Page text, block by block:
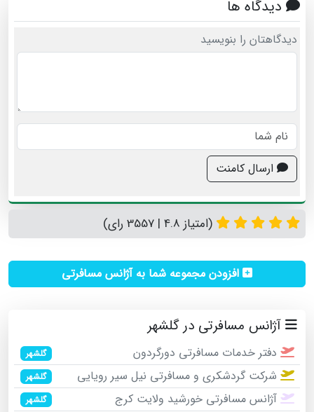
دیدگاه ها
دیدگاهتان را بنویسید
ارسال کامنت
(امتیاز 4.8 | 3557 رای)
افزودن مجموعه شما به آژانس مسافرتی
آژانس مسافرتی در گلشهر
دفتر خدمات مسافرتی دورگردون گلشهر
شرکت گردشکری و مسافرتی نیل سیر رویایی گلشهر
آژانس مسافرتی خورشید ولایت کرج گلشهر